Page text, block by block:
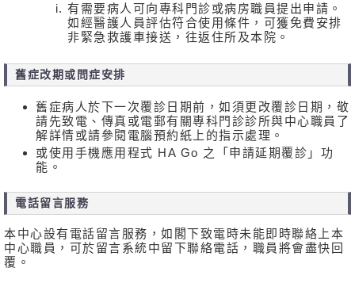
有需要病人可向專科門診或病房職員提出申請。
如經醫護人員評估符合使用條件，可獲免費安排
非緊急救護車接送，往返住所及本院。
舊症改期或問症安排
舊症病人於下一次覆診日期前，如須更改覆診日期，敬
請先致電、傳真或電郵有關專科門診診所與中心職員了
解詳情或請參閱電腦預約紙上的指示處理。
或使用手機應用程式 HA Go 之「申請延期覆診」功
能。
電話留言服務
本中心設有電話留言服務，如閣下致電時未能即時聯絡上本
中心職員，可於留言系統中留下聯絡電話，職員將會盡快回
覆。